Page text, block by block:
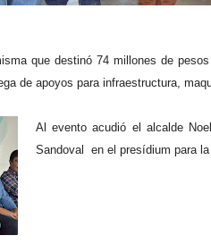
que destinó 74 millones de
de apoyos para infraestructura,
Al evento acudió el alcalde
Sandoval en el presídium para